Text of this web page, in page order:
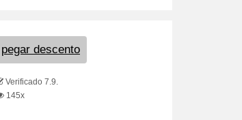
pegar descento
Verificado 7.9.
145x